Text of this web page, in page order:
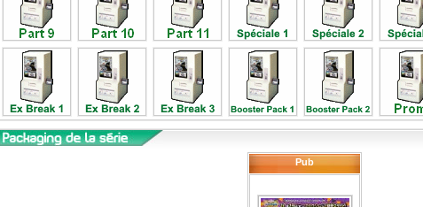
Pub